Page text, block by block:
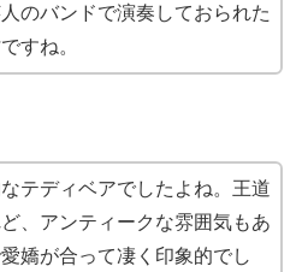
のバンドで演奏しておられた
すね。
テディベアでしたよね。王道
、アンティークな雰囲気もあ
嬌が合って凄く印象的でし